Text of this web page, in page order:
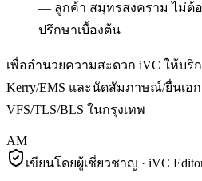
— ลูกค้า สมุทรสงคราม ไม่ต้อ
ปรึกษาเบื้องต้น
เพื่ออำนวยความสะดวก iVC ให้บริ
Kerry/EMS และนัดสัมภาษณ์/ยื่นเอ
VFS/TLS/BLS ในกรุงเทพ
AM
เขียนโดยผู้เชี่ยวชาญ · iVC